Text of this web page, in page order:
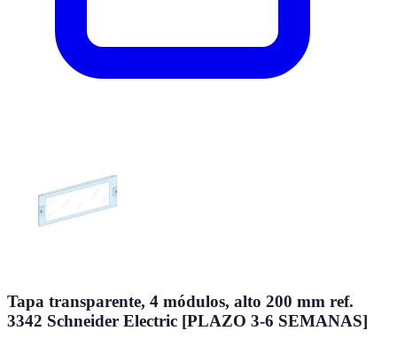
Tapa transparente, 4 módulos, alto 200 mm ref.
3342 Schneider Electric [PLAZO 3-6 SEMANAS]